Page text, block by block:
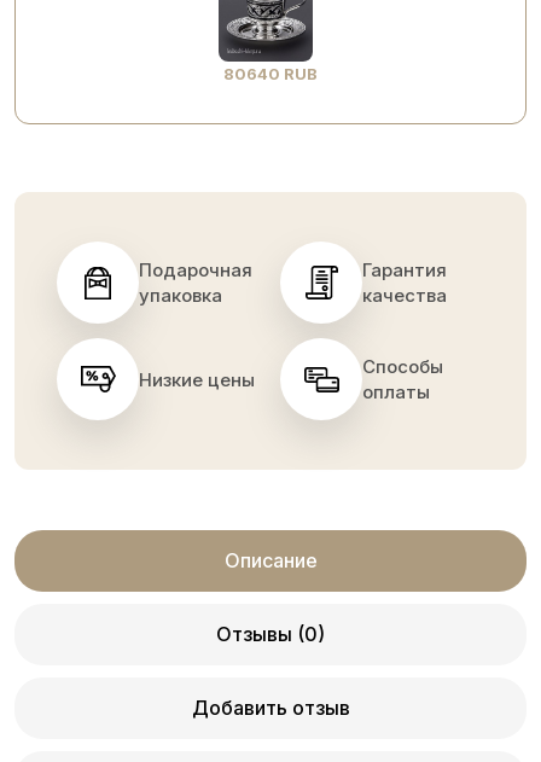
80640 RUB
Подарочная
упаковка
Гарантия
качества
Низкие цены
Способы
оплаты
Описание
Отзывы (0)
Добавить отзыв